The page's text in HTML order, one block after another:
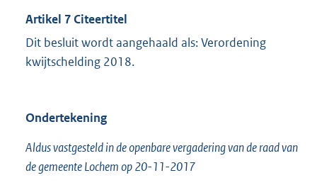
Artikel 7 Citeertitel
Dit besluit wordt aangehaald als: Verordening
kwijtschelding 2018.
Ondertekening
Aldus vastgesteld in de openbare vergadering van de raad van
de gemeente Lochem op 20-11-2017